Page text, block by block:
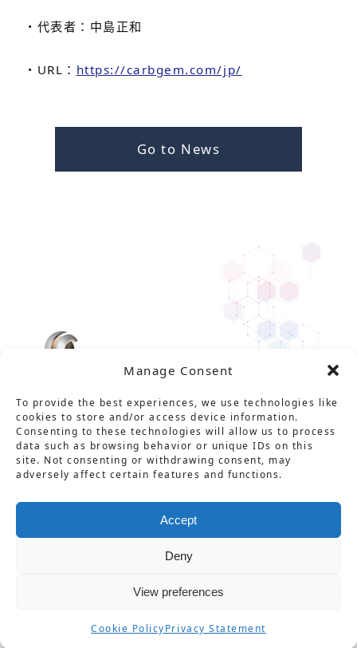
Manage Consent
To provide the best experiences, we use technologies like
cookies to store and/or access device information.
Consenting to these technologies will allow us to process
data such as browsing behavior or unique IDs on this
site. Not consenting or withdrawing consent, may
adversely affect certain features and functions.
Accept
Deny
View preferences
Cookie PolicyPrivacy Statement
・代表者：中島正和
・URL： https://carbgem.com/jp/
Go to News
SolutionServiceProductNewsAbout UsCareer
Contact用語集プライバシーポリシー
情報セキュリティ基本方針特定商取引法に基づく表記